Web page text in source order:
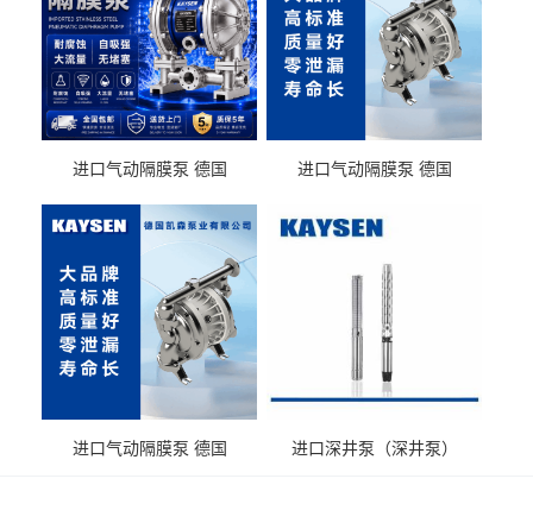
进口气动隔膜泵 德国
送气动泵
进口气动隔膜泵 德国
输送
进口气动隔膜泵 德国
进口深井泵（深井泵）